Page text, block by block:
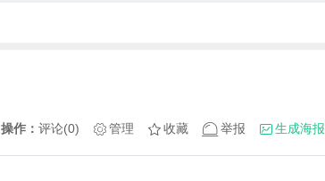
操作： 评论(0) 管理 收藏 举报 生成海报